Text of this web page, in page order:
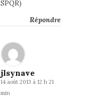
SPQR)
Répondre
jlsynave
14 août 2013 à 12 h 21
min